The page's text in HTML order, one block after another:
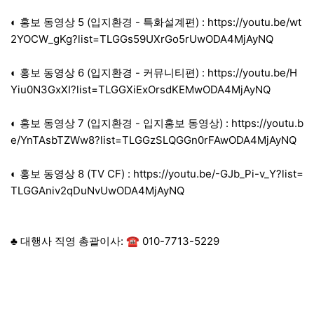
◐ 홍보 동영상 5 (입지환경 - 특화설계편) : https://youtu.be/wt
2YOCW_gKg?list=TLGGs59UXrGo5rUwODA4MjAyNQ
◐ 홍보 동영상 6 (입지환경 - 커뮤니티편) : https://youtu.be/H
Yiu0N3GxXI?list=TLGGXiExOrsdKEMwODA4MjAyNQ
◐ 홍보 동영상 7 (입지환경 - 입지홍보 동영상) : https://youtu.b
e/YnTAsbTZWw8?list=TLGGzSLQGGn0rFAwODA4MjAyNQ
◐ 홍보 동영상 8 (TV CF) : https://youtu.be/-GJb_Pi-v_Y?list=
TLGGAniv2qDuNvUwODA4MjAyNQ
♣ 대행사 직영 총괄이사: ☎ 010-7713-5229